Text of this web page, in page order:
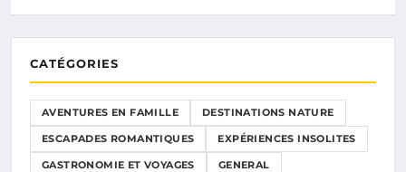
CATÉGORIES
AVENTURES EN FAMILLE DESTINATIONS NATURE
ESCAPADES ROMANTIQUES EXPÉRIENCES INSOLITES
GASTRONOMIE ET VOYAGES GENERAL